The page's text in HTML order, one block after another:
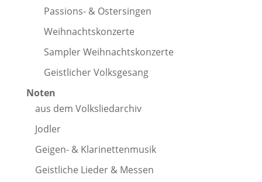
Passions- & Ostersingen
Weihnachtskonzerte
Sampler Weihnachtskonzerte
Geistlicher Volksgesang
Noten
aus dem Volksliedarchiv
Jodler
Geigen- & Klarinettenmusik
Geistliche Lieder & Messen